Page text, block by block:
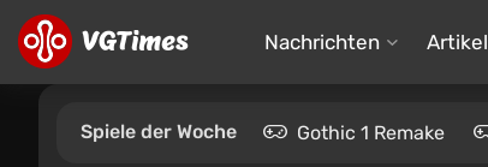
Nachrichten Artikel
Spiele der Woche Gothic 1 Remake